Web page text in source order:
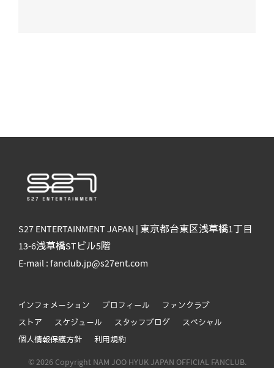
S27 ENTERTAINMENT JAPAN | 東京都台東区浅草橋1丁目
13-6浅草橋STビル5階
E-mail : fanclub.jp@s27ent.com
インフォメーション プロフィール
ファンクラブ
ストア
スケジュール スタッフブログ
スペシャル
個人情報保護方針
利用規約
© 2026 Copyright NAM JOO HYUK JAPAN OFFICIAL FANCLUB.